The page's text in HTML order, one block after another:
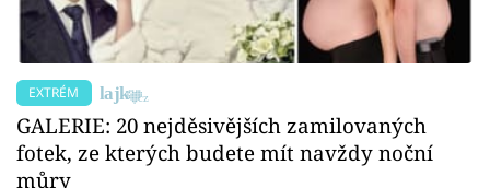
EXTRÉM
GALERIE: 20 nejděsivějších zamilovaných
fotek, ze kterých budete mít navždy noční
můry